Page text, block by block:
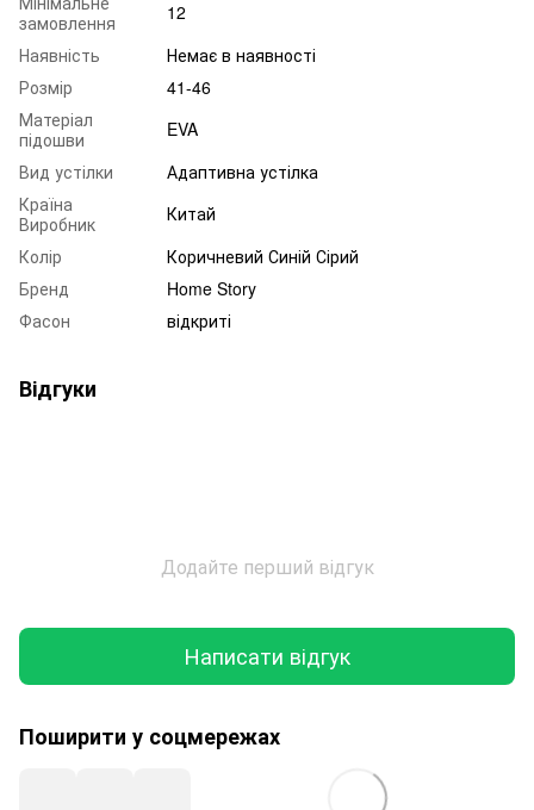
замовлення
12
Наявність
Немає в наявності
Розмір
41-46
Матеріал
підошви
EVA
Вид устілки
Адаптивна устілка
Країна
Виробник
Китай
Колір
Коричневий Синій Сірий
Бренд
Home Story
Фасон
відкриті
Відгуки
Додайте перший відгук
Написати відгук
Поширити у соцмережах